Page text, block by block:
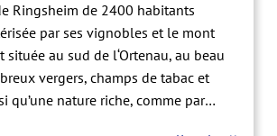
Ringsheim de 2400 habitants
par ses vignobles et le mont
située au sud de l‘Ortenau, au beau
vergers, champs de tabac et
qu’une nature riche, comme par